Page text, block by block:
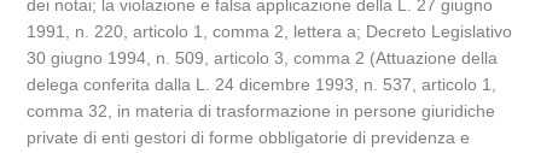
dei notai; la violazione e falsa applicazione della L. 27 giugno
1991, n. 220, articolo 1, comma 2, lettera a; Decreto Legislativo
30 giugno 1994, n. 509, articolo 3, comma 2 (Attuazione della
delega conferita dalla L. 24 dicembre 1993, n. 537, articolo 1,
comma 32, in materia di trasformazione in persone giuridiche
private di enti gestori di forme obbligatorie di previdenza e